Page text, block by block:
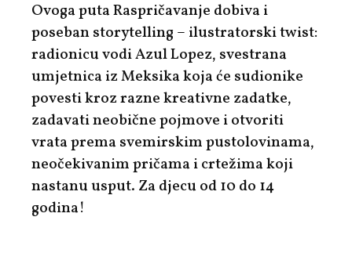
Ovoga puta Raspričavanje dobiva i
poseban storytelling – ilustratorski twist:
radionicu vodi Azul Lopez, svestrana
umjetnica iz Meksika koja će sudionike
povesti kroz razne kreativne zadatke,
zadavati neobične pojmove i otvoriti
vrata prema svemirskim pustolovinama,
neočekivanim pričama i crtežima koji
nastanu usput. Za djecu od 10 do 14
godina!